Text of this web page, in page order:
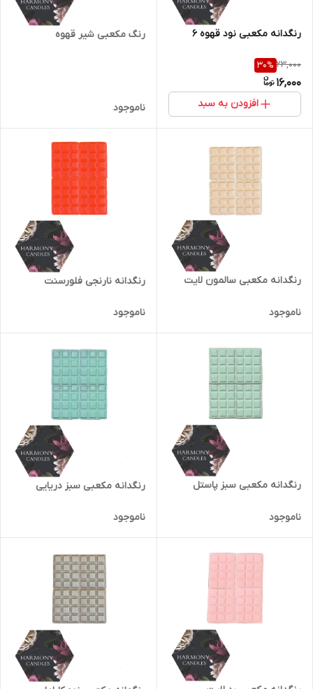
رنگدانه مکعبی نود قهوه ۶
23,000
30%
16,000
افزودن به سبد
رنگ مکعبی شیر قهوه
ناموجود
رنگدانه مکعبی سالمون لایت
ناموجود
رنگدانه نارنجی فلورسنت
ناموجود
رنگدانه مکعبی سبز پاستل
ناموجود
رنگدانه مکعبی سبز دریایی
ناموجود